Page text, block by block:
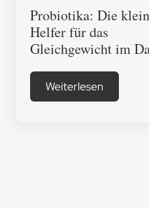
Probiotika: Die
Helfer für das
Gleichgewicht im
Weiterlesen